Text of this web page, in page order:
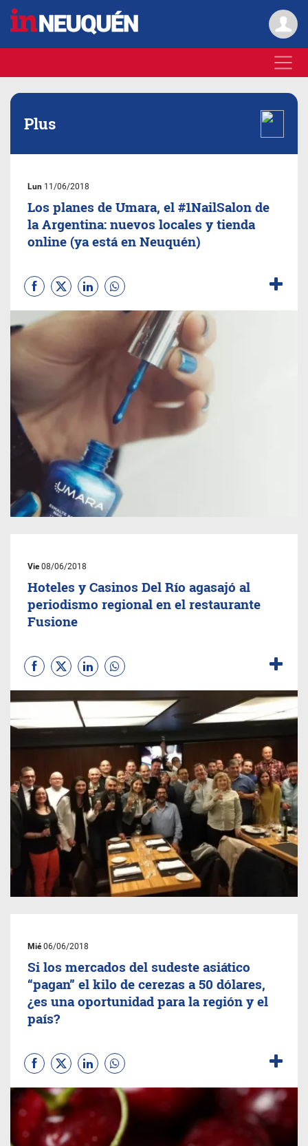
Plus
Lun 11/06/2018
Los planes de Umara, el #1NailSalon de
la Argentina: nuevos locales y tienda
online (ya está en Neuquén)
Vie08/06/2018
Hoteles y Casinos Del Río agasajó al
periodismo regional en el restaurante
Fusione
Mié06/06/2018
Si los mercados del sudeste asiático
“pagan” el kilo de cerezas a 50 dólares,
¿es una oportunidad para la región y el
país?